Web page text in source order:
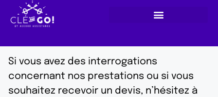
Si vous avez des interrogations
concernant nos prestations ou si vous
souhaitez recevoir un devis, n’hésitez à